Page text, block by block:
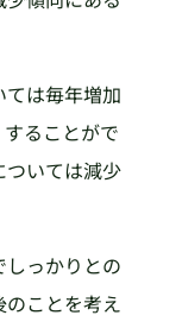
は毎年増加
することがで
ついては減少
っかりとの
ことを考え